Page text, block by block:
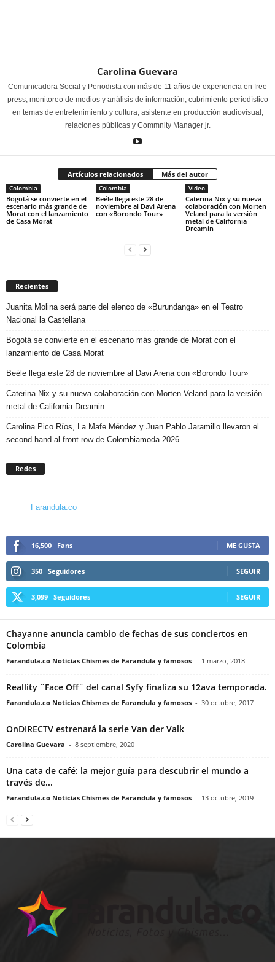
Carolina Guevara
Comunicadora Social y Periodista con más de 11 años de experiencia en free
press, monitoreo de medios y análisis de información, cubrimiento periodístico
en temas de entretenimiento y cultura, asistente en producción audiovisual,
relaciones públicas y Commnity Manager jr.
Artículos relacionados Más del autor
Colombia
Bogotá se convierte en el
escenario más grande de
Morat con el lanzamiento
de Casa Morat
Colombia
Beéle llega este 28 de
noviembre al Davi Arena
con «Borondo Tour»
Video
Caterina Nix y su nueva
colaboración con Morten
Veland para la versión
metal de California
Dreamin
Recientes
Juanita Molina será parte del elenco de «Burundanga» en el Teatro
Nacional la Castellana
Bogotá se convierte en el escenario más grande de Morat con el
lanzamiento de Casa Morat
Beéle llega este 28 de noviembre al Davi Arena con «Borondo Tour»
Caterina Nix y su nueva colaboración con Morten Veland para la versión
metal de California Dreamin
Carolina Pico Ríos, La Mafe Méndez y Juan Pablo Jaramillo llevaron el
second hand al front row de Colombiamoda 2026
Redes
Farandula.co
16,500 Fans ME GUSTA
350 Seguidores SEGUIR
3,099 Seguidores SEGUIR
Chayanne anuncia cambio de fechas de sus conciertos en
Colombia
Farandula.co Noticias Chismes de Farandula y famosos - 1 marzo, 2018
Reallity ¨Face Off¨ del canal Syfy finaliza su 12ava temporada.
Farandula.co Noticias Chismes de Farandula y famosos - 30 octubre, 2017
OnDIRECTV estrenará la serie Van der Valk
Carolina Guevara - 8 septiembre, 2020
Una cata de café: la mejor guía para descubrir el mundo a
través de...
Farandula.co Noticias Chismes de Farandula y famosos - 13 octubre, 2019